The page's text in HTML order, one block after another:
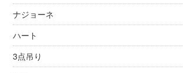
ナジョーネ
ハート
3点吊り